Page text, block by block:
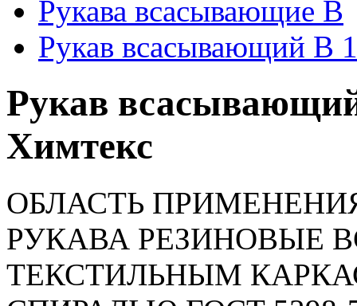
Рукава всасывающие В
Рукав всасывающий В
Рукав
Химтекс
ОБЛАСТЬ
РУКАВА РЕЗИНОВЫЕ
ТЕКСТИЛЬНЫМ